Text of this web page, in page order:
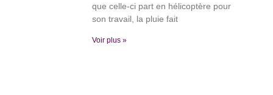
que celle-ci part en hélicoptère pour
son travail, la pluie fait
Voir plus »